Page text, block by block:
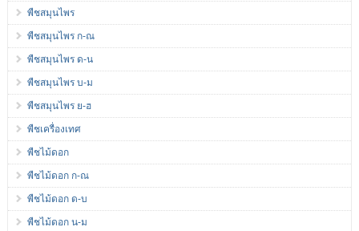
พืชสมุนไพร
พืชสมุนไพร ก-ณ
พืชสมุนไพร ด-น
พืชสมุนไพร บ-ม
พืชสมุนไพร ย-ฮ
พืชเครื่องเทศ
พืชไม้ดอก
พืชไม้ดอก ก-ณ
พืชไม้ดอก ด-บ
พืชไม้ดอก น-ม